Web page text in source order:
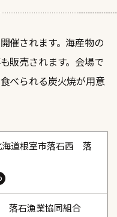
催されます。海産物の
販売されます。会場で
べられる炭火焼が用意
海道根室市落石西 落
落石漁業協同組合